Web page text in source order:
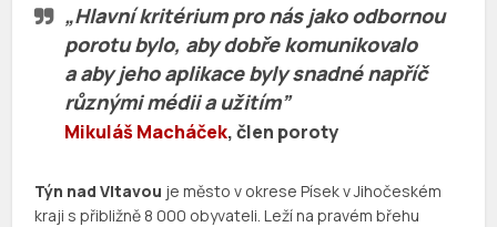
„Hlavní kritérium pro nás jako odbornou
porotu bylo, aby dobře komunikovalo
a aby jeho aplikace byly snadné napříč
různými médii a užitím”
Mikuláš Macháček, člen poroty
Týn nad Vltavou je město v okrese Písek v Jihočeském
kraji s přibližně 8 000 obyvateli. Leží na pravém břehu